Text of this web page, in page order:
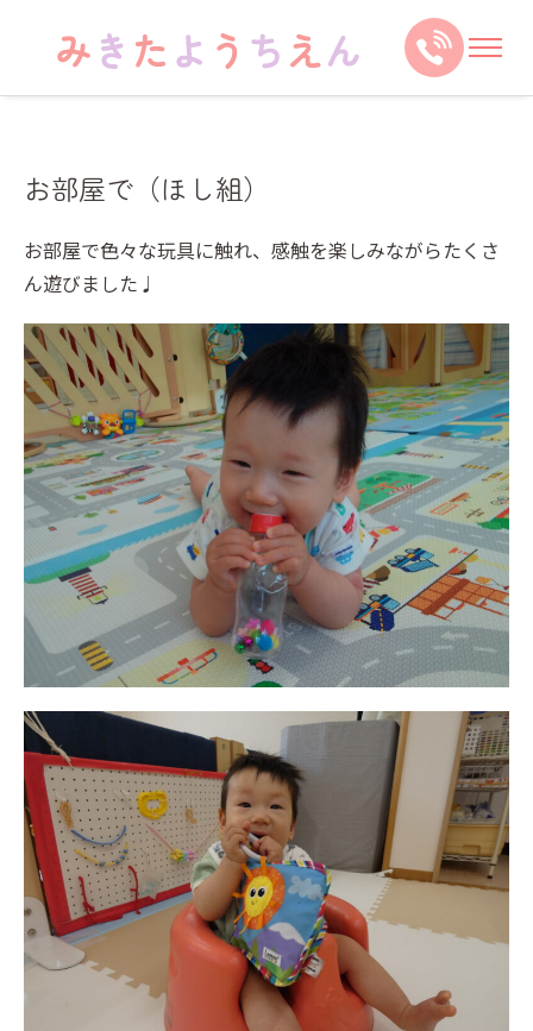
お部屋で（ほし組）
お部屋で色々な玩具に触れ、感触を楽しみながらたくさ
ん遊びました♩